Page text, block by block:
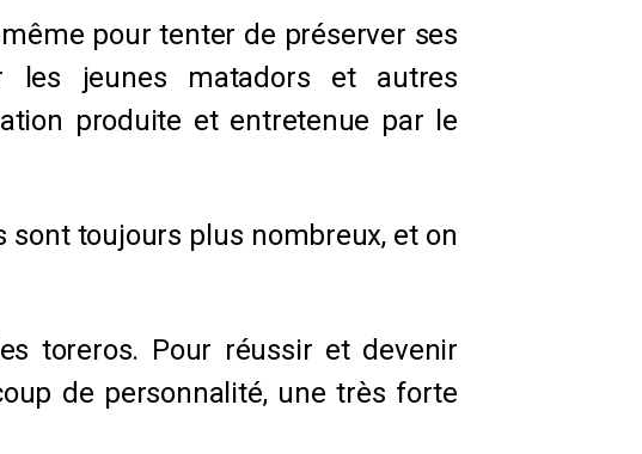
pour tenter de préserver ses
les jeunes matadors et autres
produite et entretenue par le
toujours plus nombreux, et on
toreros. Pour réussir et devenir
de personnalité, une très forte